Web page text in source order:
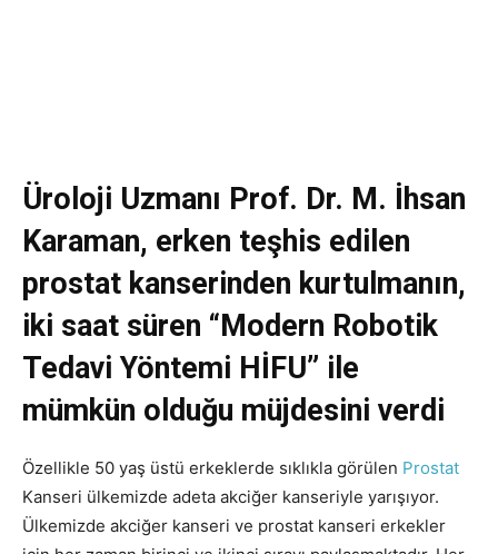
Üroloji Uzmanı Prof. Dr. M. İhsan
Karaman, erken teşhis edilen
prostat kanserinden kurtulmanın,
iki saat süren “Modern Robotik
Tedavi Yöntemi HİFU” ile
mümkün olduğu müjdesini verdi
Özellikle 50 yaş üstü erkeklerde sıklıkla görülen Prostat
Kanseri ülkemizde adeta akciğer kanseriyle yarışıyor.
Ülkemizde akciğer kanseri ve prostat kanseri erkekler